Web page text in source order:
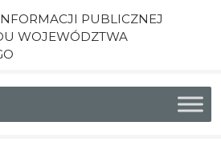
PUBLICZNEJ
WOJEWÓDZTWA